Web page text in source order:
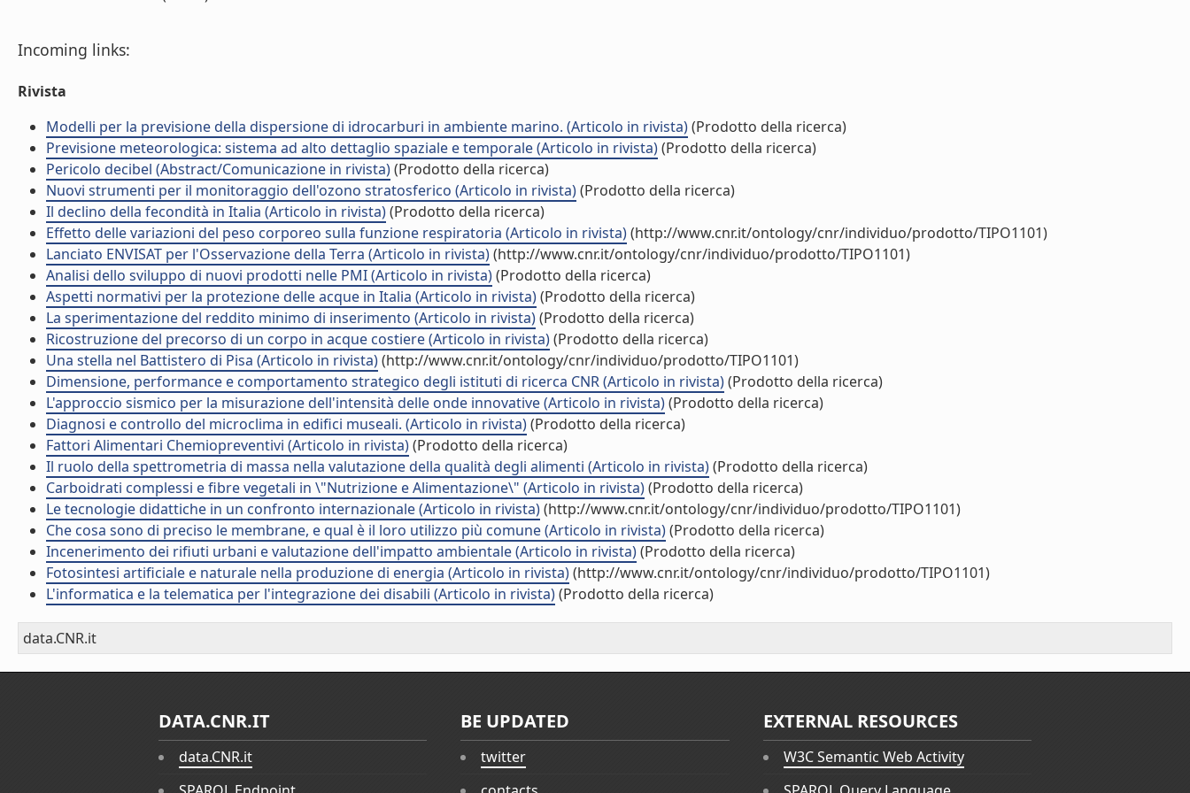
Incoming links:
Rivista
Modelli per la previsione della dispersione di idrocarburi in ambiente marino. (Articolo in rivista)(Prodotto della ricerca)
Previsione meteorologica: sistema ad alto dettaglio spaziale e temporale (Articolo in rivista)(Prodotto della ricerca)
Pericolo decibel (Abstract/Comunicazione in rivista)(Prodotto della ricerca)
Nuovi strumenti per il monitoraggio dell'ozono stratosferico (Articolo in rivista)(Prodotto della ricerca)
Il declino della fecondità in Italia (Articolo in rivista)(Prodotto della ricerca)
Effetto delle variazioni del peso corporeo sulla funzione respiratoria (Articolo in rivista)(http://www.cnr.it/ontology/cnr/individuo/prodotto/TIPO1101)
Lanciato ENVISAT per l'Osservazione della Terra (Articolo in rivista)(http://www.cnr.it/ontology/cnr/individuo/prodotto/TIPO1101)
Analisi dello sviluppo di nuovi prodotti nelle PMI (Articolo in rivista)(Prodotto della ricerca)
Aspetti normativi per la protezione delle acque in Italia (Articolo in rivista)(Prodotto della ricerca)
La sperimentazione del reddito minimo di inserimento (Articolo in rivista)(Prodotto della ricerca)
Ricostruzione del precorso di un corpo in acque costiere (Articolo in rivista)(Prodotto della ricerca)
Una stella nel Battistero di Pisa (Articolo in rivista)(http://www.cnr.it/ontology/cnr/individuo/prodotto/TIPO1101)
Dimensione, performance e comportamento strategico degli istituti di ricerca CNR (Articolo in rivista)(Prodotto della ricerca)
L'approccio sismico per la misurazione dell'intensità delle onde innovative (Articolo in rivista)(Prodotto della ricerca)
Diagnosi e controllo del microclima in edifici museali. (Articolo in rivista)(Prodotto della ricerca)
Fattori Alimentari Chemiopreventivi (Articolo in rivista)(Prodotto della ricerca)
Il ruolo della spettrometria di massa nella valutazione della qualità degli alimenti (Articolo in rivista)(Prodotto della ricerca)
Carboidrati complessi e fibre vegetali in \"Nutrizione e Alimentazione\" (Articolo in rivista)(Prodotto della ricerca)
Le tecnologie didattiche in un confronto internazionale (Articolo in rivista)(http://www.cnr.it/ontology/cnr/individuo/prodotto/TIPO1101)
Che cosa sono di preciso le membrane, e qual è il loro utilizzo più comune (Articolo in rivista)(Prodotto della ricerca)
Incenerimento dei rifiuti urbani e valutazione dell'impatto ambientale (Articolo in rivista)(Prodotto della ricerca)
Fotosintesi artificiale e naturale nella produzione di energia (Articolo in rivista)(http://www.cnr.it/ontology/cnr/individuo/prodotto/TIPO1101)
L'informatica e la telematica per l'integrazione dei disabili (Articolo in rivista)(Prodotto della ricerca)
data.CNR.it
DATA.CNR.IT
data.CNR.it
BE UPDATED
twitter
EXTERNAL RESOURCES
W3C Semantic Web Activity